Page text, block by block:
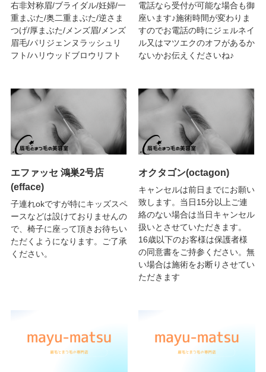
右非対称眉/ブライダル/妊婦/一
重まぶた/奥二重まぶた/逆さま
つげ/厚まぶた/メンズ眉/メンズ
眉毛/パリジェンヌラッシュリ
フト/ハリウッドブロウリフト
電話なら受付が可能な場合も御
座います♪施術時間が変わりま
すのでお電話の時にジェルネイ
ル又はマツエクのオフがあるか
ないかお伝えくださいね♪
エファッセ 鴻巣2号店
(efface)
子連れokですが特にキッズスペ
ースなどは設けておりませんの
で、椅子に座って頂きお待ちい
ただくようになります。ご了承
ください。
オクタゴン(octagon)
キャンセルは前日までにお願い
致します。当日15分以上ご連
絡のない場合は当日キャンセル
扱いとさせていただきます。
16歳以下のお客様は保護者様
の同意書をご持参ください。無
い場合は施術をお断りさせてい
ただきます